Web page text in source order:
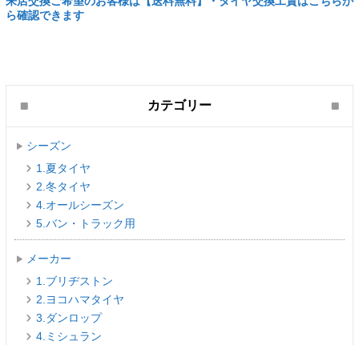
ら確認できます
カテゴリー
シーズン
1.夏タイヤ
2.冬タイヤ
4.オールシーズン
5.バン・トラック用
メーカー
1.ブリヂストン
2.ヨコハマタイヤ
3.ダンロップ
4.ミシュラン